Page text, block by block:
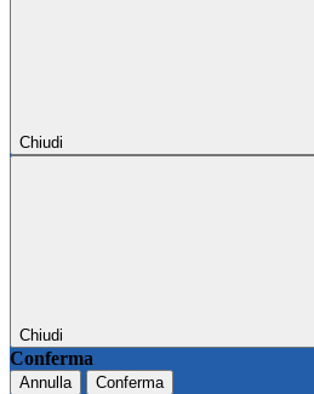
Chiudi
Chiudi
Conferma
Annulla Conferma